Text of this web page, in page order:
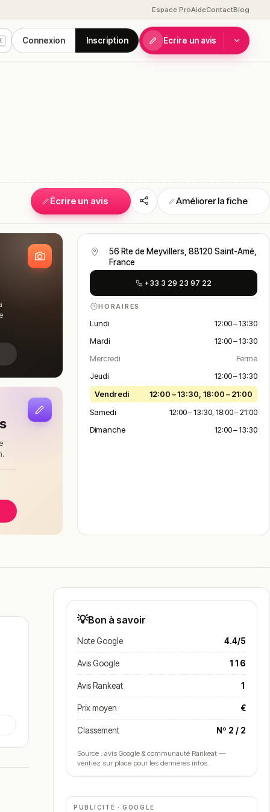
Espace ProAideContactBlog
Connexion Inscription Écrire un avis
Écrire un avis Améliorer la fiche
56 Rte de Meyvillers, 88120 Saint-Amé,
France
+33 3 29 23 97 22
HORAIRES
Lundi
12:00 – 13:30
Mardi
12:00 – 13:30
Mercredi
Fermé
Jeudi
12:00 – 13:30
Vendredi
12:00 – 13:30, 18:00 – 21:00
Samedi
12:00 – 13:30, 18:00 – 21:00
Dimanche
12:00 – 13:30
💡Bon à savoir
Note Google 4.4/5
Avis Google 116
Avis Rankeat 1
Prix moyen €
Classement Nº 2 / 2
Source : avis Google & communauté Rankeat —
vérifiez sur place pour les dernières infos.
PUBLICITÉ · GOOGLE